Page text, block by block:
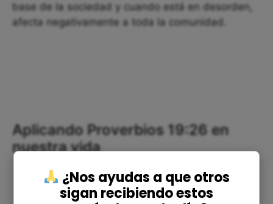
base de la sociedad y cuando está en desorden,
afecta negativamente a toda la comunidad.
Aplicando Proverbios 19:26 en
nuestra vida
¿Nos ayudas a que otros
sigan recibiendo estos